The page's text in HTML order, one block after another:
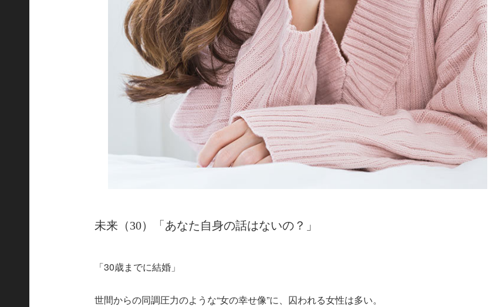
未来（30）「あなた自身の話はないの？」
「30歳までに結婚」
世間からの同調圧力のような“女の幸せ像”に、囚われる女性は多い。